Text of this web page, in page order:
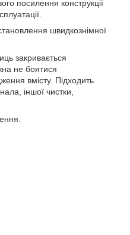
посилення конструкції
швидкознімної
закривається
не боятися
вмісту. Підходить
іншої чистки,